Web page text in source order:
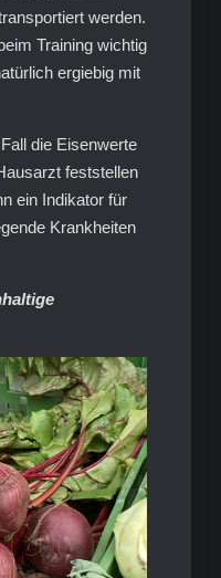
werden.
Training wichtig
ergiebig mit
die Eisenwerte
feststellen
ein Indikator für
Krankheiten